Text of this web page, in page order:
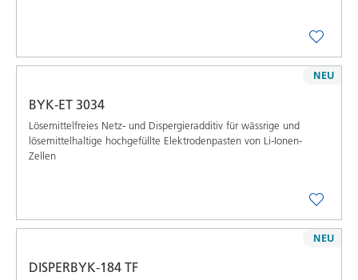
BYK-ET 3034
Lösemittelfreies Netz- und Dispergieradditiv für wässrige und
lösemittelhaltige hochgefüllte Elektrodenpasten von Li-Ionen-
Zellen
NEU
DISPERBYK-184 TF
NEU